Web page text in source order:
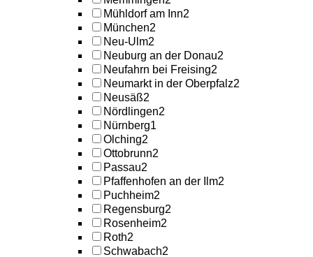
Mühldorf am Inn2
München2
Neu-Ulm2
Neuburg an der Donau2
Neufahrn bei Freising2
Neumarkt in der Oberpfalz2
Neusäß2
Nördlingen2
Nürnberg1
Olching2
Ottobrunn2
Passau2
Pfaffenhofen an der Ilm2
Puchheim2
Regensburg2
Rosenheim2
Roth2
Schwabach2